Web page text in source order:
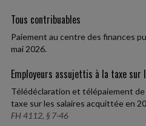
Tous contribuables
Paiement au centre des finances
mai 2026.
Employeurs assujettis à la taxe sur
Télédéclaration et télépaiement
taxe sur les salaires acquittée en
FH 4112, § 7-46